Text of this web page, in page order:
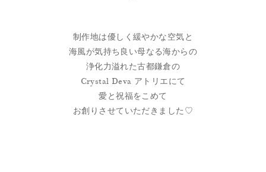
制作地は優しく緩やかな空気と
海風が気持ち良い母なる海からの
浄化力溢れた古都鎌倉の
Crystal Deva アトリエにて
愛と祝福をこめて
お創りさせていただきました♡